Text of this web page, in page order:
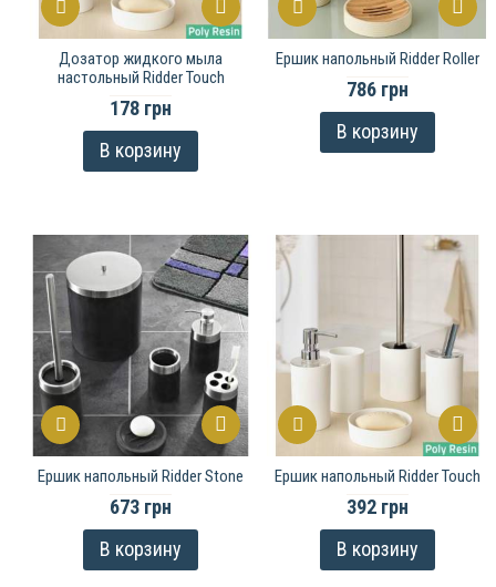
Дозатор жидкого мыла
настольный Ridder Touch
178 грн
В корзину
Ершик напольный Ridder Roller
786 грн
В корзину
Ершик напольный Ridder Stone
673 грн
В корзину
Ершик напольный Ridder Touch
392 грн
В корзину